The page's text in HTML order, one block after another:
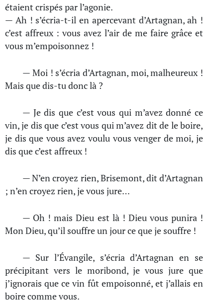
étaient crispés par l’agonie.
— Ah ! s’écria-t-il en apercevant d’Artagnan, ah !
c’est affreux : vous avez l’air de me faire grâce et
vous m’empoisonnez !
— Moi ! s’écria d’Artagnan, moi, malheureux !
Mais que dis-tu donc là ?
— Je dis que c’est vous qui m’avez donné ce
vin, je dis que c’est vous qui m’avez dit de le boire,
je dis que vous avez voulu vous venger de moi, je
dis que c’est affreux !
— N’en croyez rien, Brisemont, dit d’Artagnan
; n’en croyez rien, je vous jure…
— Oh ! mais Dieu est là ! Dieu vous punira !
Mon Dieu, qu’il souffre un jour ce que je souffre !
— Sur l’Évangile, s’écria d’Artagnan en se
précipitant vers le moribond, je vous jure que
j’ignorais que ce vin fût empoisonné, et j’allais en
boire comme vous.